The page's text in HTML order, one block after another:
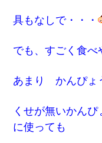
具もなしで・・・
でも、すごく食
あまり かんぴょ
くせが無いかん
に使っても